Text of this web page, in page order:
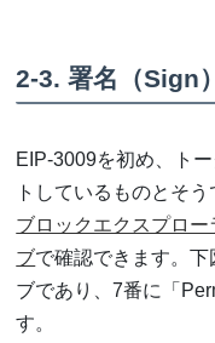
2-3. 署名（Sign
EIP-3009を初め、ト
トしているものとそ
ブロックエクスプロ
ブで確認できます。
ブであり、7番に「
す。